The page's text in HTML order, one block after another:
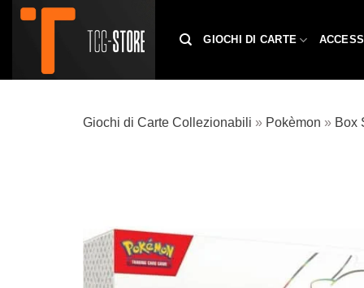
Salta
GIOCHI DI CARTE
Giochi di Carte Collezionabili » Pokèmon » Box